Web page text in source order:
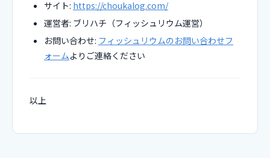
サイト: https://choukalog.com/
運営者: ブリハチ（フィッシュリウム運営）
お問い合わせ: フィッシュリウムのお問い合わせフ
ォームよりご連絡ください
以上